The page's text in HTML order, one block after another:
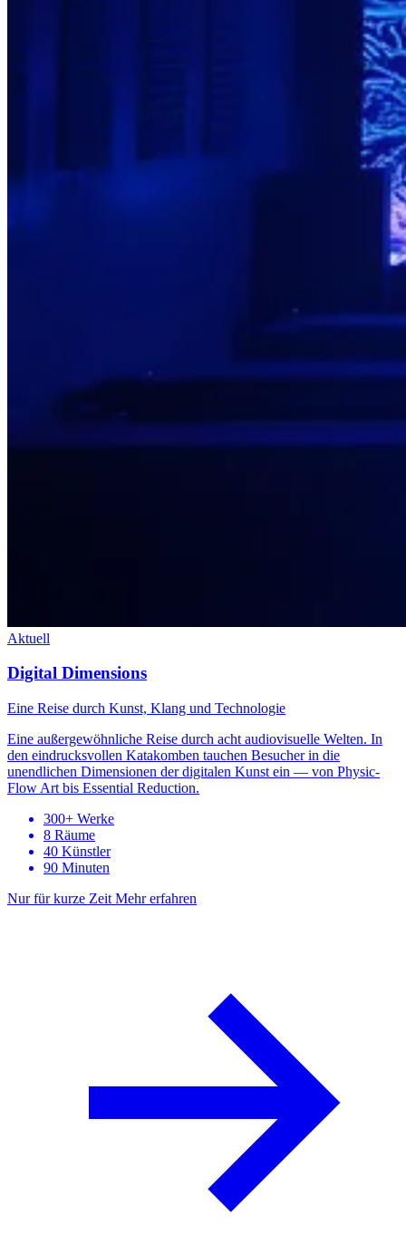
Aktuell
Digital Dimensions
Eine Reise durch Kunst, Klang und Technologie
Eine außergewöhnliche Reise durch acht audiovisuelle Welten. In
den eindrucksvollen Katakomben tauchen Besucher in die
unendlichen Dimensionen der digitalen Kunst ein — von Physic-
Flow Art bis Essential Reduction.
300+ Werke
8 Räume
40 Künstler
90 Minuten
Nur für kurze Zeit Mehr erfahren